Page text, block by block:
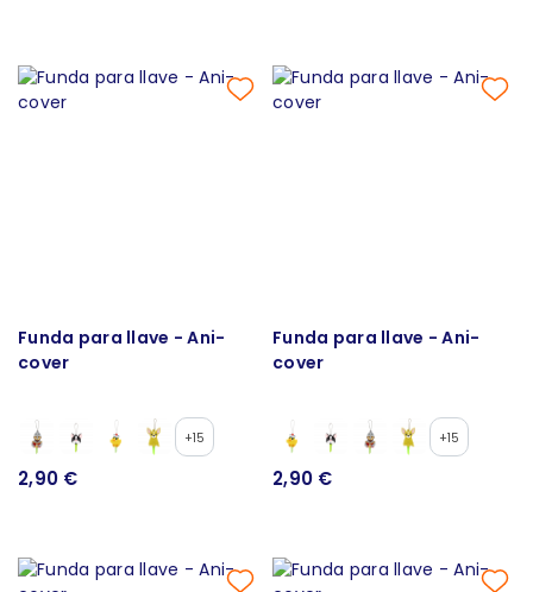
Funda para llave - Ani-
cover
+15
2,90 €
Funda para llave - Ani-
cover
+15
2,90 €